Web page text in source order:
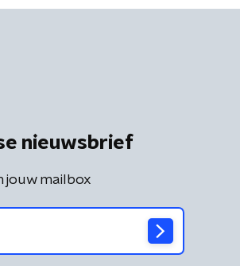
nieuwsbrief
jouw mailbox